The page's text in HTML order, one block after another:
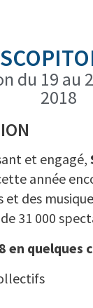
du 19 au
2018
et engagé,
année
et des
31 000
en quelques